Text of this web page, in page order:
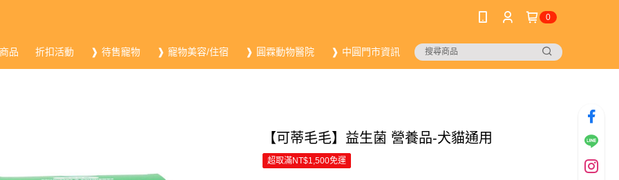
0
品 折扣活動 ❱ 待售寵物 ❱ 寵物美容/住宿 ❱ 圓霖動物醫院 ❱ 中圓門市資訊
【可蒂毛毛】益生菌 營養品-犬貓通用
超取滿NT$1,500免運